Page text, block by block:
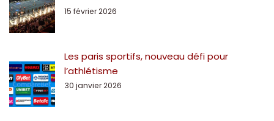
15 février 2026
Les paris sportifs, nouveau défi pour
l’athlétisme
30 janvier 2026